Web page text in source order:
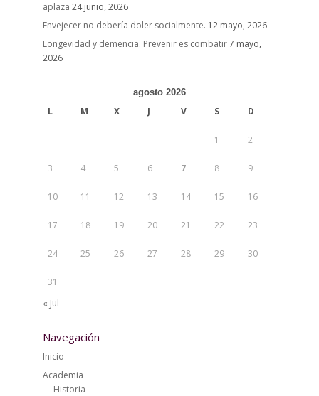
aplaza 24 junio, 2026
Envejecer no debería doler socialmente. 12 mayo, 2026
Longevidad y demencia. Prevenir es combatir7 mayo,
2026
agosto 2026
L M X J V S D
1 2
3 4 5 6 7 8 9
10 11 12 13 14 15 16
17 18 19 20 21 22 23
24 25 26 27 28 29 30
31
« Jul
Navegación
Inicio
Academia
Historia